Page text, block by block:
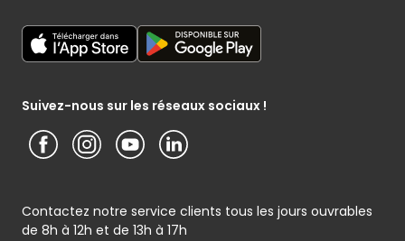
Suivez-nous sur les réseaux sociaux !
Contactez notre service clients tous les jours ouvrables
de 8h à 12h et de 13h à 17h
Media / Presse
Présentation du groupe (PDF)
Service photo
Service clients
Conditions générales – Site www.cactus.lu
Notice d’information Cactus et Caterman (de Schnékert
Conditions générales de garantie